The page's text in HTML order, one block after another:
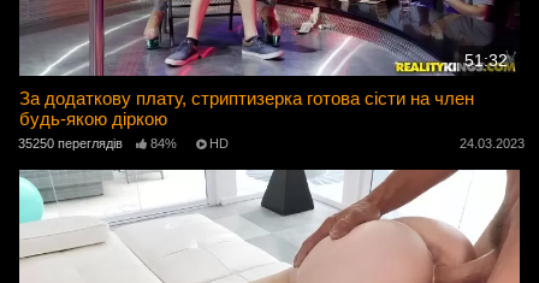
51:32
За додаткову плату, стриптизерка готова сісти на член
будь-якою діркою
35250 переглядів 84% HD 24.03.2023